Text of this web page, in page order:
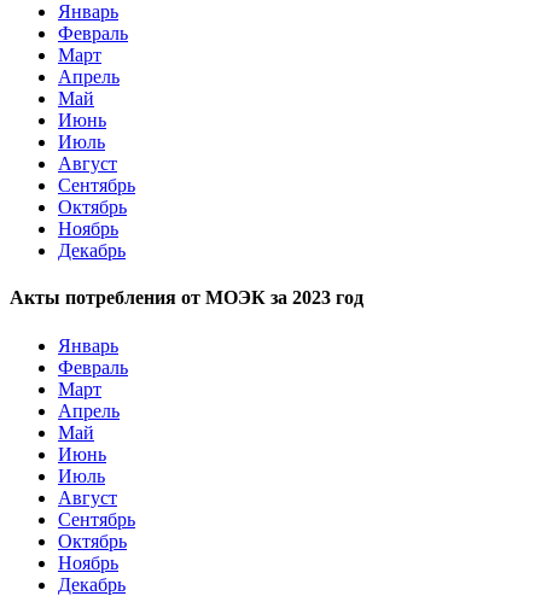
Январь
Февраль
Март
Апрель
Май
Июнь
Июль
Август
Сентябрь
Октябрь
Ноябрь
Декабрь
Акты потребления от МОЭК за 2023 год
Январь
Февраль
Март
Апрель
Май
Июнь
Июль
Август
Сентябрь
Октябрь
Ноябрь
Декабрь